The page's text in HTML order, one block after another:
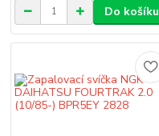
Do košíku